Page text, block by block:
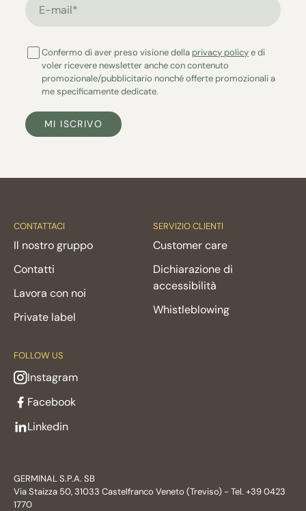
Confermo di aver preso visione della privacy policye di
voler ricevere newsletter anche con contenuto
promozionale/pubblicitario nonché offerte promozionali a
me specificamente dedicate.
MI ISCRIVO
CONTATTACI
Il nostro gruppo
Contatti
Lavora con noi
Private label
SERVIZIO CLIENTI
Customer care
Dichiarazione di
accessibilità
Whistleblowing
FOLLOW US
Instagram
Facebook
Linkedin
GERMINAL S.P.A. SB
Via Staizza 50, 31033 Castelfranco Veneto (Treviso) - Tel. +39 0423
1770